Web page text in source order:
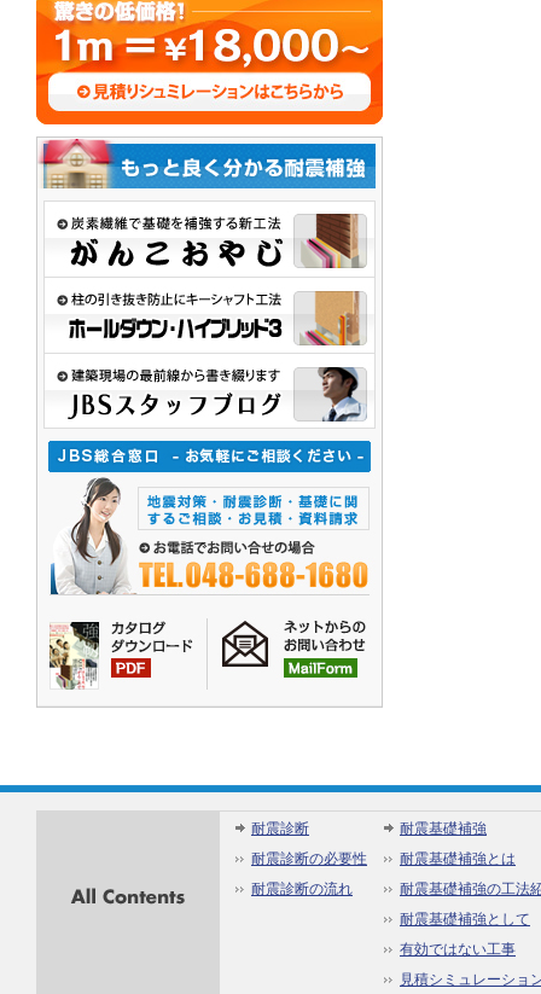
耐震診断
耐震診断の必要性
耐震診断の流れ
耐震基礎補強
耐震基礎補強とは
耐震基礎補強の工法
耐震基礎補強として
有効ではない工事
見積シミュレーショ